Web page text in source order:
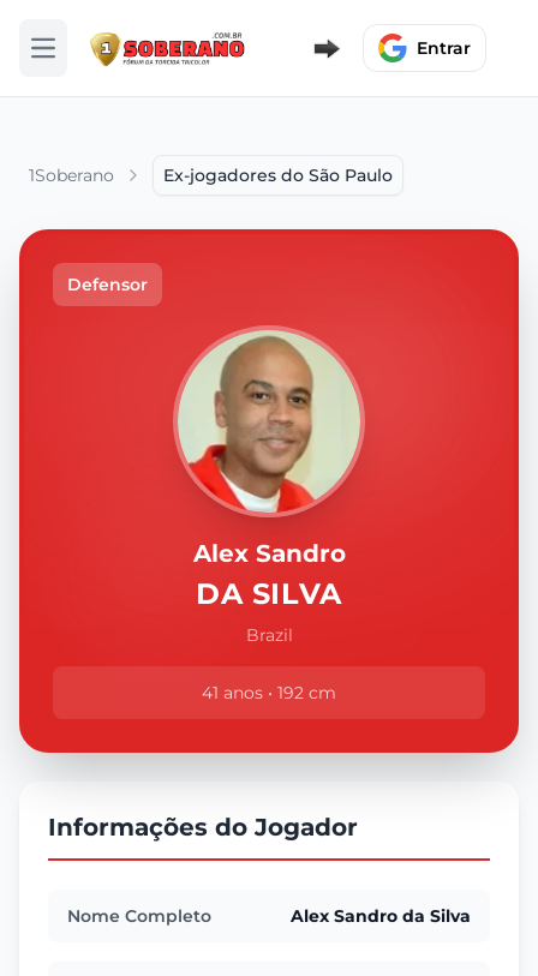
Abrir menu Entrar
1Soberano Ex-jogadores do São Paulo
Defensor
Alex Sandro
DA SILVA
Brazil
41 anos • 192 cm
Informações do Jogador
Nome Completo Alex Sandro da Silva